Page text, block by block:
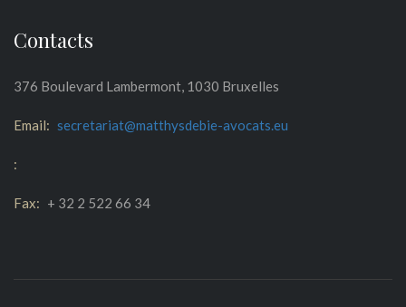
Contacts
376 Boulevard Lambermont, 1030 Bruxelles
Email: secretariat@matthysdebie-avocats.eu
:
Fax: + 32 2 522 66 34